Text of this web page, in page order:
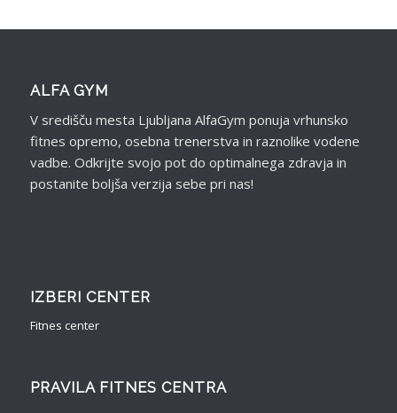
ALFA GYM
V središču mesta Ljubljana AlfaGym ponuja vrhunsko
fitnes opremo, osebna trenerstva in raznolike vodene
vadbe. Odkrijte svojo pot do optimalnega zdravja in
postanite boljša verzija sebe pri nas!
IZBERI CENTER
Fitnes center
PRAVILA FITNES CENTRA